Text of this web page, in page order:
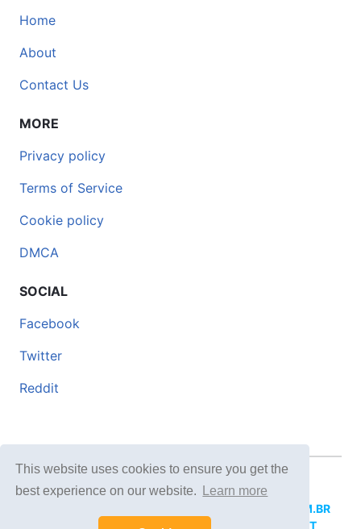
This website uses cookies to ensure you get the
best experience on our website.
Learn more
Home
About
Contact Us
MORE
Privacy policy
Terms of Service
Cookie policy
DMCA
SOCIAL
Facebook
Twitter
Reddit
© 2026 DOCERO.TIPS
DOCERI.COM.BR
DOCERO.PL DOCERO.NET